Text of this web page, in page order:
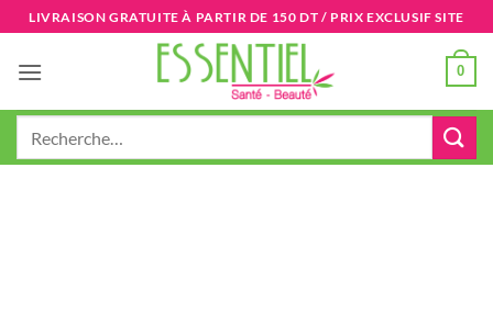
Passer
au
contenu
LIVRAISON GRATUITE À PARTIR DE 150 DT / PRIX EXCLUSIF SITE
0